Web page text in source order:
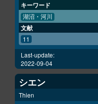
キーワード
湖沼・河川
文献
11
Last-update:
2022-09-04
シエン
Thien